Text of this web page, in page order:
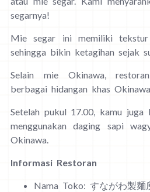
segarnya!
Mie segar ini memiliki
sehingga bikin ketagihan sejak
Selain mie Okinawa,
berbagai hidangan khas
Setelah pukul 17.00, kamu juga
menggunakan daging sapi
Okinawa.
Informasi Restoran
Nama Toko: すながわ製麺